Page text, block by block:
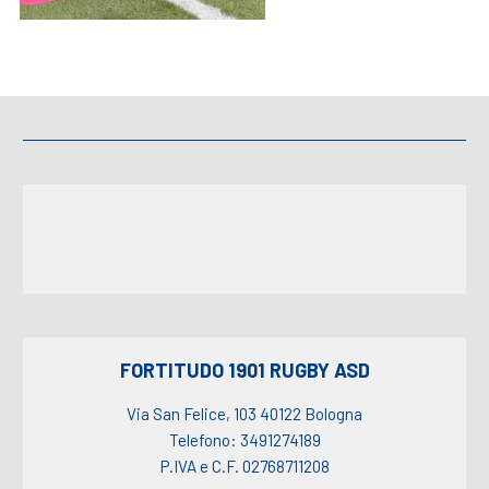
FORTITUDO 1901 RUGBY ASD
Via San Felice, 103 40122 Bologna
Telefono: 3491274189
P.IVA e C.F. 02768711208